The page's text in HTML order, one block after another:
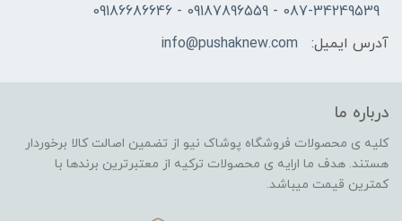
087-34249539 - 09187896559 - 09186686646
آدرس ایمیل:
info@pushaknew.com
درباره ما
کلیه ی محصولات فروشگاه پوشاک نیو از تضمین اصالت کالا برخوردار
هستند. هدف ما ارایه ی محصولات ترکیه از معتبرترین برندها با
کمترین قیمت میباشد.